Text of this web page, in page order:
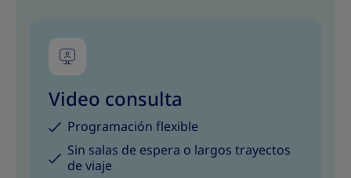
Video consulta
Programación flexible
Sin salas de espera o largos trayectos
de viaje